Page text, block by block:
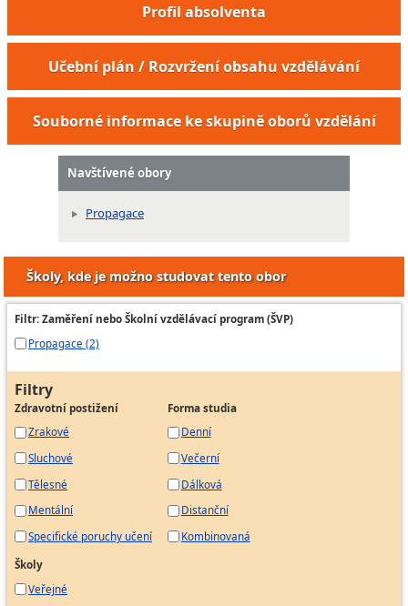
Profil absolventa
Učební plán / Rozvržení obsahu vzdělávání
Souborné informace ke skupině oborů vzdělání
Navštívené obory
Propagace
Školy, kde je možno studovat tento obor
Filtr: Zaměření nebo Školní vzdělávací program (ŠVP)
Propagace (2)
Filtry
Zdravotní postižení
Zrakové
Sluchové
Tělesné
Mentální
Specifické poruchy učení
Forma studia
Denní
Večerní
Dálková
Distanční
Kombinovaná
Školy
Veřejné